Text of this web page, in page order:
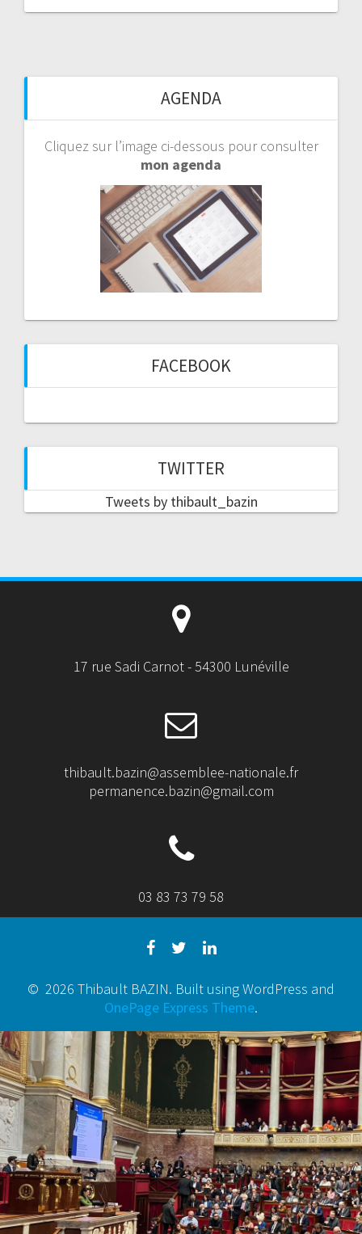
AGENDA
Cliquez sur l’image ci-dessous pour consulter
mon agenda
FACEBOOK
TWITTER
Tweets by thibault_bazin
17 rue Sadi Carnot - 54300 Lunéville
thibault.bazin@assemblee-nationale.fr
permanence.bazin@gmail.com
03 83 73 79 58
© 2026 Thibault BAZIN. Built using WordPress and
OnePage Express Theme.